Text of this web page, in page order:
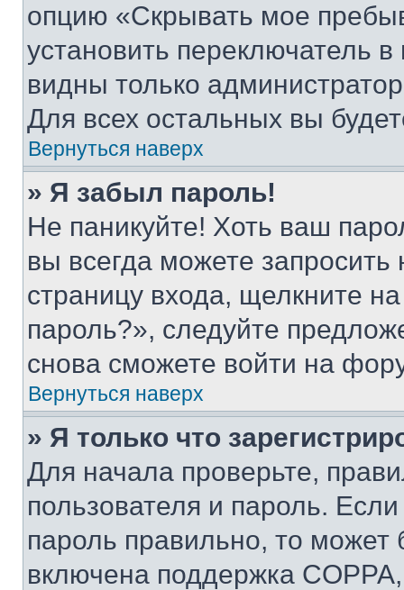
опцию «Скрывать мое
установить переключатель
видны только
Для всех остальных вы
Вернуться наверх
» Я забыл пароль!
Не паникуйте! Хоть ваш
вы всегда можете
страницу входа, щелкните
пароль?», следуйте
снова сможете войти на
Вернуться наверх
» Я только что
Для начала проверьте,
пользователя и пароль.
пароль правильно, то может
включена поддержка